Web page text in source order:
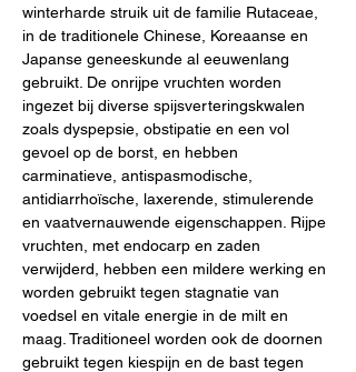
winterharde struik uit de familie Rutaceae,
in de traditionele Chinese, Koreaanse en
Japanse geneeskunde al eeuwenlang
gebruikt. De onrijpe vruchten worden
ingezet bij diverse spijsverteringskwalen
zoals dyspepsie, obstipatie en een vol
gevoel op de borst, en hebben
carminatieve, antispasmodische,
antidiarrhoïsche, laxerende, stimulerende
en vaatvernauwende eigenschappen. Rijpe
vruchten, met endocarp en zaden
verwijderd, hebben een mildere werking en
worden gebruikt tegen stagnatie van
voedsel en vitale energie in de milt en
maag. Traditioneel worden ook de doornen
gebruikt tegen kiespijn en de bast tegen